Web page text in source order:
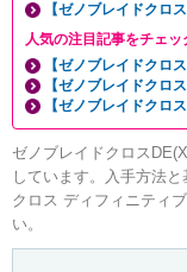
【ゼノブレイドクロ
人気の注目記事をチェッ
【ゼノブレイドクロ
【ゼノブレイドクロ
【ゼノブレイドクロ
ゼノブレイドクロス
しています。入手方法
クロス ディフィニティ
い。